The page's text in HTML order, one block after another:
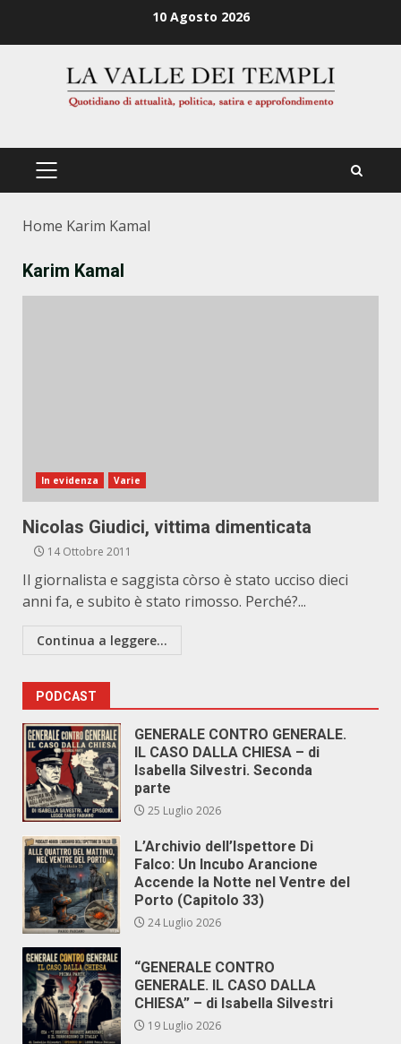
10 Agosto 2026
PRIMÄRES
Home Karim Kamal
Karim Kamal
In evidenza Varie
Nicolas Giudici, vittima dimenticata
14 Ottobre 2011
Il giornalista e saggista còrso è stato ucciso dieci
anni fa, e subito è stato rimosso. Perché?...
Continua a leggere...
PODCAST
GENERALE CONTRO GENERALE.
IL CASO DALLA CHIESA – di
Isabella Silvestri. Seconda
parte
25 Luglio 2026
L’Archivio dell’Ispettore Di
Falco: Un Incubo Arancione
Accende la Notte nel Ventre del
Porto (Capitolo 33)
24 Luglio 2026
“GENERALE CONTRO
GENERALE. IL CASO DALLA
CHIESA” – di Isabella Silvestri
19 Luglio 2026